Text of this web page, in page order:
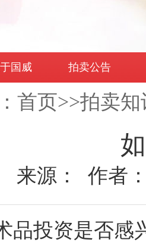
国威 拍卖公告
首页>>拍卖知
来源： 作者
品投资是否感